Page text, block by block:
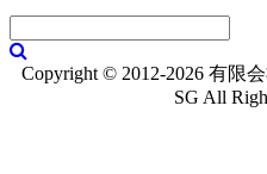
Copyright © 2012-2026 有限
SG All